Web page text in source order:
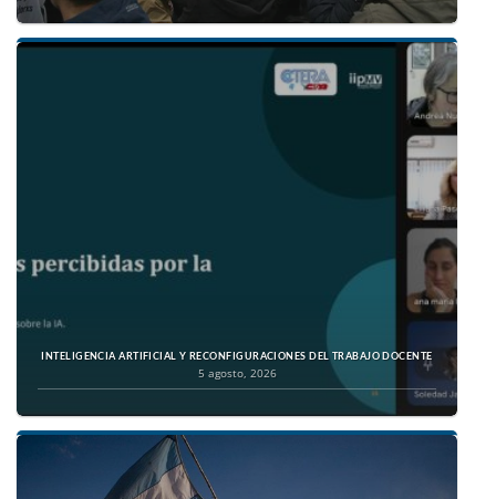
INTELIGENCIA ARTIFICIAL Y RECONFIGURACIONES DEL TRABAJO DOCENTE
5 agosto, 2026